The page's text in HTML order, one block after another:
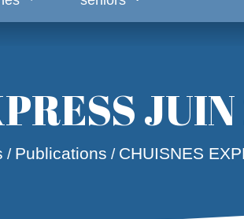
/ Publications / CHUISNES